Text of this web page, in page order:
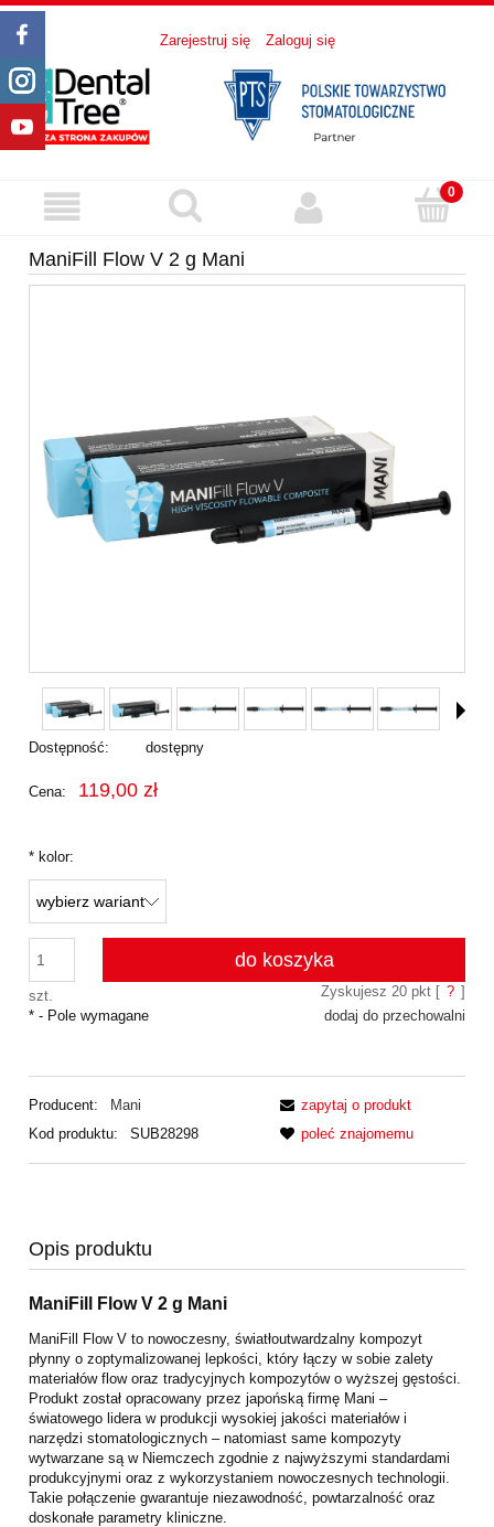
Zarejestruj się Zaloguj się
ManiFill Flow V 2 g Mani
Dostępność: dostępny
Cena: 119,00 zł
* kolor:
szt.
do koszyka
Zyskujesz 20pkt [ ? ]
dodaj do przechowalni
* - Pole wymagane
Producent:
Mani
Kod produktu:
SUB28298
zapytaj o produkt
poleć znajomemu
Opis produktu
ManiFill Flow V 2 g Mani
ManiFill Flow V to nowoczesny, światłoutwardzalny kompozyt
płynny o zoptymalizowanej lepkości, który łączy w sobie zalety
materiałów flow oraz tradycyjnych kompozytów o wyższej gęstości.
Produkt został opracowany przez japońską firmę Mani –
światowego lidera w produkcji wysokiej jakości materiałów i
narzędzi stomatologicznych – natomiast same kompozyty
wytwarzane są w Niemczech zgodnie z najwyższymi standardami
produkcyjnymi oraz z wykorzystaniem nowoczesnych technologii.
Takie połączenie gwarantuje niezawodność, powtarzalność oraz
doskonałe parametry kliniczne.